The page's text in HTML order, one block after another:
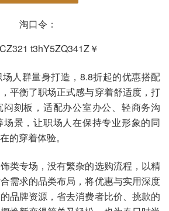
淘口令：
t3hY5ZQ341Z￥
人群量身打造，8.8折起的优惠搭配
平衡了职场正式感与穿着舒适度，打
刻板，适配办公室办公、轻商务沟
景，让职场人在保持专业形象的同
的穿着体验。
类专场，没有繁杂的选购流程，以精
需求的品类布局，将优惠与实用深度
品牌资源，省去消费者比价、挑款的